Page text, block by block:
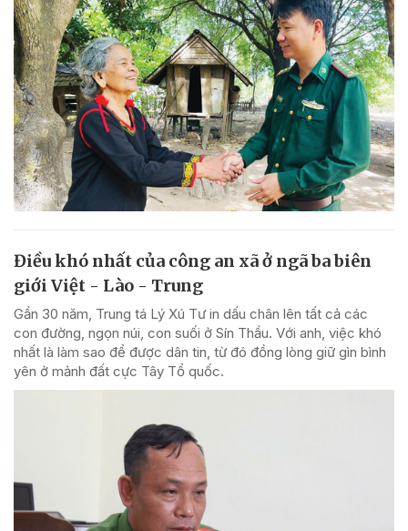
Điều khó nhất của công an xã ở ngã ba biên
giới Việt - Lào - Trung
Gần 30 năm, Trung tá Lý Xú Tư in dấu chân lên tất cả các
con đường, ngọn núi, con suối ở Sín Thầu. Với anh, việc khó
nhất là làm sao để được dân tin, từ đó đồng lòng giữ gìn bình
yên ở mảnh đất cực Tây Tổ quốc.